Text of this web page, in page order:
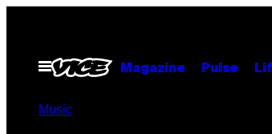
contentOpen
Menu
Magazine Pulse
Music